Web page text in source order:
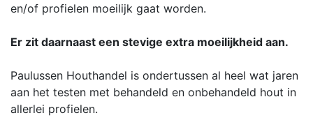
en/of profielen moeilijk gaat worden.
Er zit daarnaast een stevige extra moeilijkheid aan.
Paulussen Houthandel is ondertussen al heel wat jaren
aan het testen met behandeld en onbehandeld hout in
allerlei profielen.